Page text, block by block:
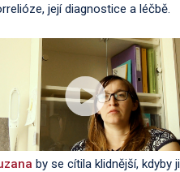
její diagnostice a léčbě.
by se cítila klidnější, kdyby ji